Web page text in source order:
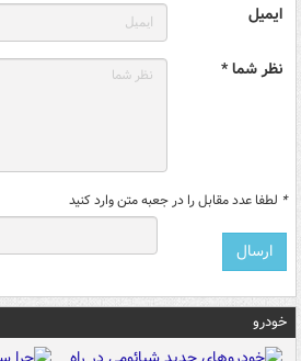
ایمیل
نظر شما *
* لطفا عدد مقابل را در جعبه متن وارد کنید
خودرو